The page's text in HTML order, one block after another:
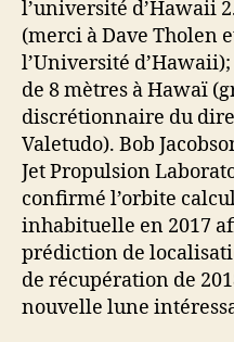
l’université d’Hawaii
(merci à Dave Tholen
l’Université
de 8 mètres à Hawaï
discrétionnaire du
Valetudo). Bob
Jet Propulsion
confirmé l’orbite
inhabituelle en 2017
prédiction de
de récupération de
nouvelle lune